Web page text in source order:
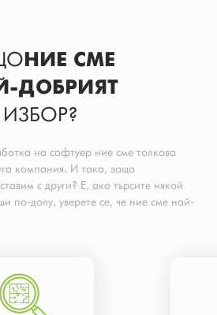
НИЕ СМЕ
ДОБРИЯТ
ИЗБОР?
на софтуер ние сме толкова
компания. И така, защо
с други? Е, ако търсите някой
по-долу, уверете се, че ние сме най-